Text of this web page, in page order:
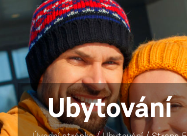
Ubytování